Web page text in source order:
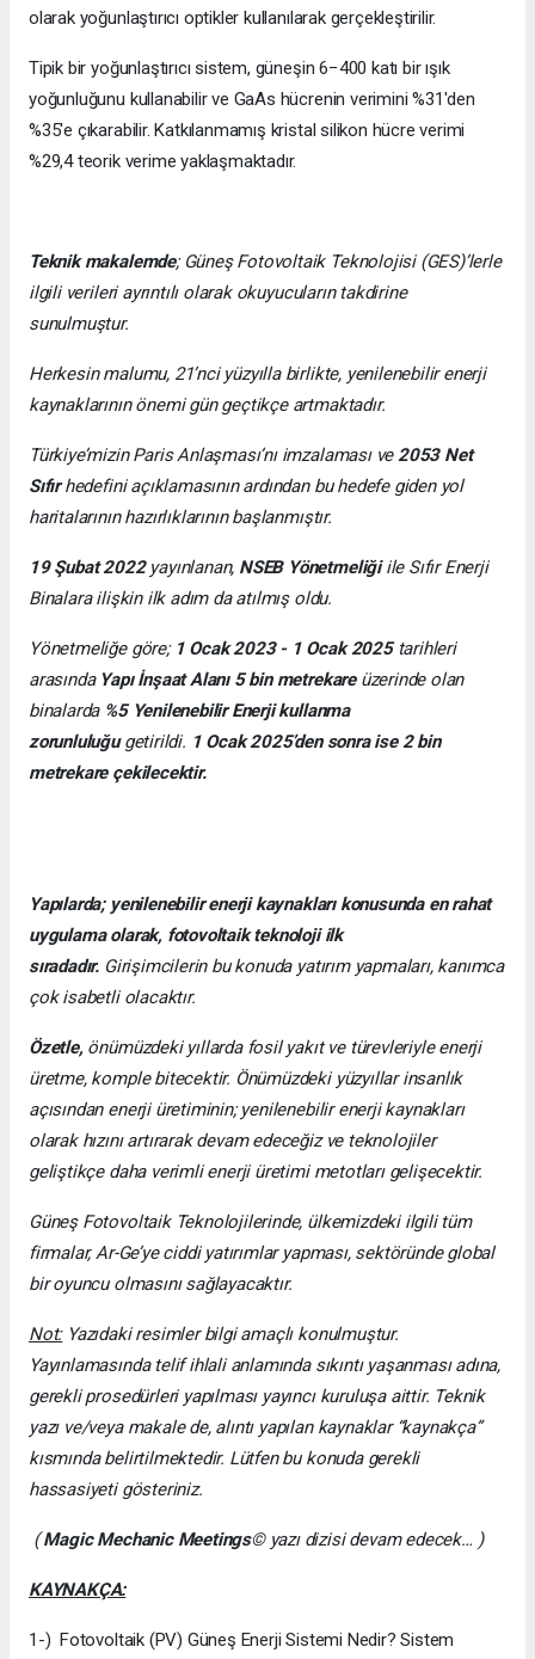
olarak yoğunlaştırıcı optikler kullanılarak gerçekleştirilir.
Tipik bir yoğunlaştırıcı sistem, güneşin 6−400 katı bir ışık
yoğunluğunu kullanabilir ve GaAs hücrenin verimini %31'den
%35'e çıkarabilir. Katkılanmamış kristal silikon hücre verimi
%29,4 teorik verime yaklaşmaktadır.
Teknik makalemde; Güneş Fotovoltaik Teknolojisi (GES)’lerle
ilgili verileri ayrıntılı olarak okuyucuların takdirine
sunulmuştur.
Herkesin malumu, 21’nci yüzyılla birlikte, yenilenebilir enerji
kaynaklarının önemi gün geçtikçe artmaktadır.
Türkiye’mizin Paris Anlaşması’nı imzalaması ve2053 Net
Sıfırhedefini açıklamasının ardından bu hedefe giden yol
haritalarının hazırlıklarının başlanmıştır.
19 Şubat 2022 yayınlanan, NSEB Yönetmeliğiile Sıfır Enerji
Binalara ilişkin ilk adım da atılmış oldu.
Yönetmeliğe göre; 1 Ocak 2023 - 1 Ocak 2025 tarihleri
arasında Yapı İnşaat Alanı 5 bin metrekare üzerinde olan
binalarda%5 Yenilenebilir Enerji kullanma
zorunluluğugetirildi. 1 Ocak 2025’den sonra ise 2 bin
metrekare çekilecektir.
Yapılarda; yenilenebilir enerji kaynakları konusunda en rahat
uygulama olarak, fotovoltaik teknoloji ilk
sıradadır. Girişimcilerin bu konuda yatırım yapmaları, kanımca
çok isabetli olacaktır.
Özetle,önümüzdeki yıllarda fosil yakıt ve türevleriyle enerji
üretme, komple bitecektir. Önümüzdeki yüzyıllar insanlık
açısından enerji üretiminin; yenilenebilir enerji kaynakları
olarak hızını artırarak devam edeceğiz ve teknolojiler
geliştikçe daha verimli enerji üretimi metotları gelişecektir.
Güneş Fotovoltaik Teknolojilerinde, ülkemizdeki ilgili tüm
firmalar, Ar-Ge’ye ciddi yatırımlar yapması, sektöründe global
bir oyuncu olmasını sağlayacaktır.
Not:Yazıdaki resimler bilgi amaçlı konulmuştur.
Yayınlamasında telif ihlali anlamında sıkıntı yaşanması adına,
gerekli prosedürleri yapılması yayıncı kuruluşa aittir. Teknik
yazı ve/veya makale de, alıntı yapılan kaynaklar “kaynakça”
kısmında belirtilmektedir. Lütfen bu konuda gerekli
hassasiyeti gösteriniz.
(Magic Mechanic Meetings© yazı dizisi devam edecek… )
KAYNAKÇA:
1-) Fotovoltaik (PV) Güneş Enerji Sistemi Nedir? Sistem